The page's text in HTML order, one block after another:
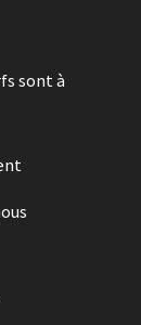
sont à